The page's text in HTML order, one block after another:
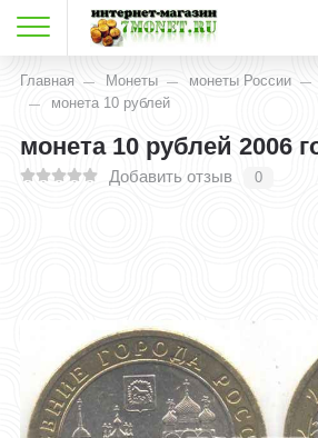
Главная Монеты монеты России
монета 10 рублей
монета 10 рублей 2006
Добавить отзыв 0